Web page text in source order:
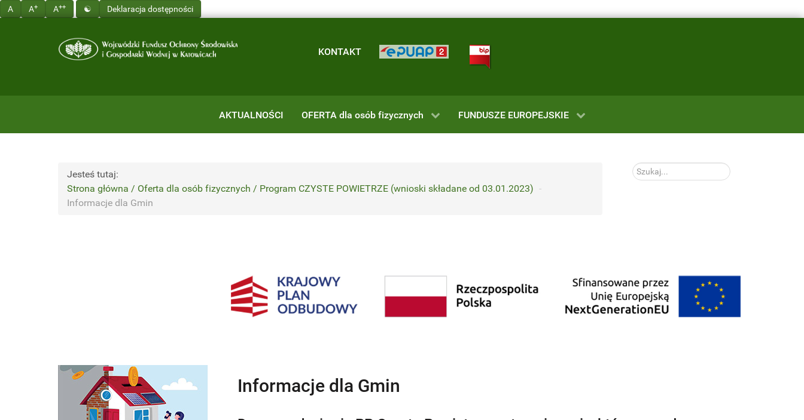
A A+ A++ ☯ Deklaracja dostępności
KONTAKT
AKTUALNOŚCI OFERTA dla osób fizycznych FUNDUSZE EUROPEJSKIE
Jesteś tutaj:
Strona główna / Oferta dla osób fizycznych / Program CZYSTE POWIETRZE (wnioski składane od 03.01.2023) -
Informacje dla Gmin
Szukaj...
Informacje dla Gmin